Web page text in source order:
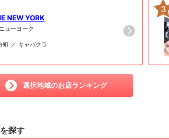
NEW YORK
ューヨーク
町 ／ キャバクラ
選択地域のお店ランキング
3
探す